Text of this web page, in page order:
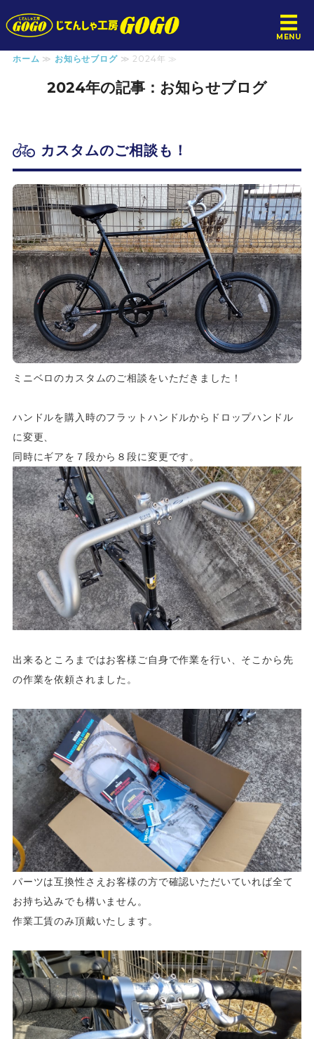
MENU
ホーム
店舗概要
お問い合わせ
ホーム ≫ お知らせブログ≫ 2024年 ≫
2024年の記事：お知らせブログ
カスタムのご相談も！
ミニベロのカスタムのご相談をいただきました！
ハンドルを購入時のフラットハンドルからドロップハンドル
に変更、
同時にギアを７段から８段に変更です。
出来るところまではお客様ご自身で作業を行い、そこから先
の作業を依頼されました。
パーツは互換性さえお客様の方で確認いただいていれば全て
お持ち込みでも構いません。
作業工賃のみ頂戴いたします。